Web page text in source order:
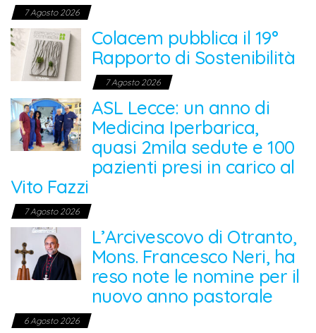
7 Agosto 2026
Colacem pubblica il 19°
Rapporto di Sostenibilità
7 Agosto 2026
ASL Lecce: un anno di
Medicina Iperbarica,
quasi 2mila sedute e 100
pazienti presi in carico al
Vito Fazzi
7 Agosto 2026
L’Arcivescovo di Otranto,
Mons. Francesco Neri, ha
reso note le nomine per il
nuovo anno pastorale
6 Agosto 2026